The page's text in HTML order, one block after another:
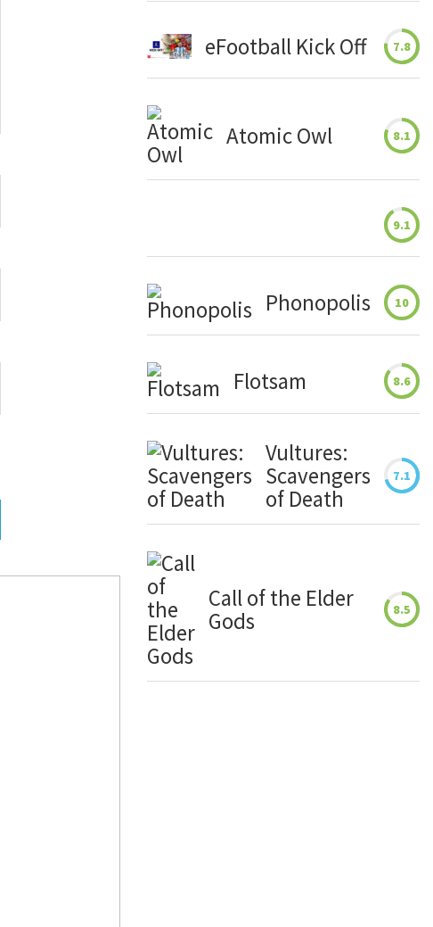
eFootball Kick Off 7.8
Atomic Owl 8.1
9.1
Phonopolis 10
Flotsam 8.6
Vultures:
Scavengers
of Death
7.1
Call of the Elder
Gods
8.5